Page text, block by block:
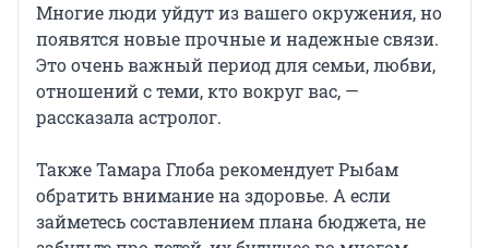
Многие люди уйдут из вашего окружения, но
появятся новые прочные и надежные связи.
Это очень важный период для семьи, любви,
отношений с теми, кто вокруг вас, —
рассказала астролог.
Также Тамара Глоба рекомендует Рыбам
обратить внимание на здоровье. А если
займетесь составлением плана бюджета, не